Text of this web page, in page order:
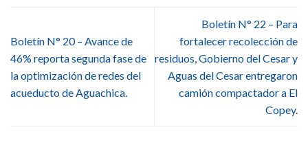
Boletín N° 20 – Avance de
46% reporta segunda fase de
la optimización de redes del
acueducto de Aguachica.
Boletín N° 22 – Para
fortalecer recolección de
residuos, Gobierno del Cesar y
Aguas del Cesar entregaron
camión compactador a El
Copey.